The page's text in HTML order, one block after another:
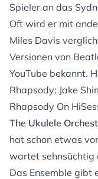
Spieler an das
Oft wird er mit
Miles Davis
Versionen von
YouTube bekannt.
Rhapsody: Jake
Rhapsody On
The Ukulele
hat schon etwas
wartet sehnsüchtig
Das Ensemble gibt